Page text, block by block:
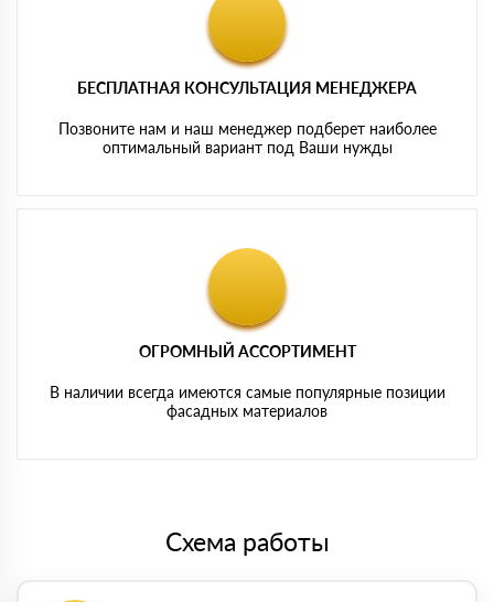
БЕСПЛАТНАЯ КОНСУЛЬТАЦИЯ МЕНЕДЖЕРА
Позвоните нам и наш менеджер подберет наиболее
оптимальный вариант под Ваши нужды
ОГРОМНЫЙ АССОРТИМЕНТ
В наличии всегда имеются самые популярные позиции
фасадных материалов
Схема работы